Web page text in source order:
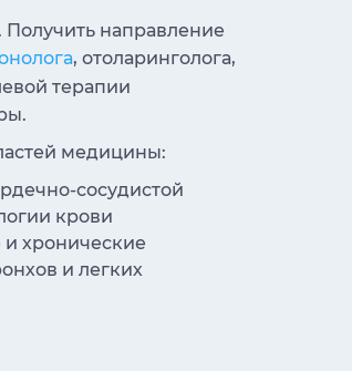
направление
, отоларинголога,
терапии
медицины:
сосудистой
крови
хронические
и легких